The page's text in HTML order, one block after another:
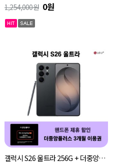
1,254,000원 0원
갤럭시 S26 울트라 256G + 더중앙플러스 3개월 이용권